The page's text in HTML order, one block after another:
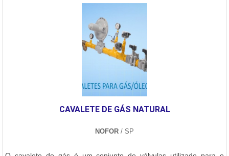
CAVALETE DE GÁS NATURAL
NOFOR / SP